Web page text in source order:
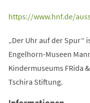
https://www.hnf.de/
(Öffnet
einem
neuen
Tab)
„Der Uhr auf der Spur“
Engelhorn-Museen
Kindermuseums FRida
Tschira Stiftung.